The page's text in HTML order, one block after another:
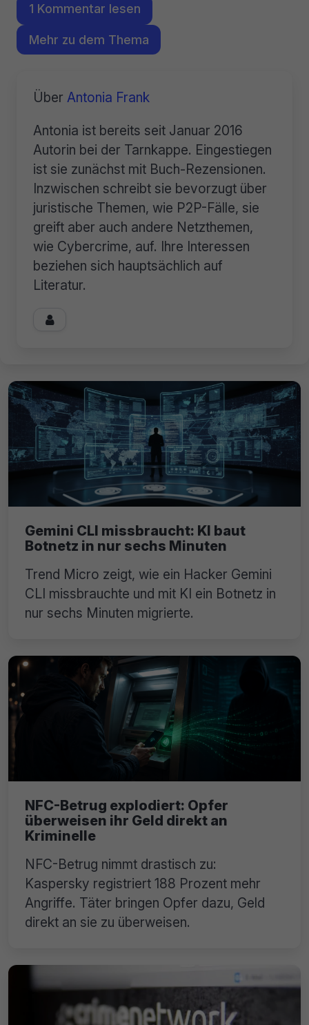
1 Kommentar lesen
Mehr zu dem Thema
Über Antonia Frank
Antonia ist bereits seit Januar 2016
Autorin bei der Tarnkappe. Eingestiegen
ist sie zunächst mit Buch-Rezensionen.
Inzwischen schreibt sie bevorzugt über
juristische Themen, wie P2P-Fälle, sie
greift aber auch andere Netzthemen,
wie Cybercrime, auf. Ihre Interessen
beziehen sich hauptsächlich auf
Literatur.

Gemini CLI missbraucht: KI baut
Botnetz in nur sechs Minuten
Trend Micro zeigt, wie ein Hacker Gemini
CLI missbrauchte und mit KI ein Botnetz in
nur sechs Minuten migrierte.
NFC-Betrug explodiert: Opfer
überweisen ihr Geld direkt an
Kriminelle
NFC-Betrug nimmt drastisch zu:
Kaspersky registriert 188 Prozent mehr
Angriffe. Täter bringen Opfer dazu, Geld
direkt an sie zu überweisen.